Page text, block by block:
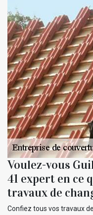
Voulez-vous
41 expert en ce
travaux de
Confiez tous vos travaux